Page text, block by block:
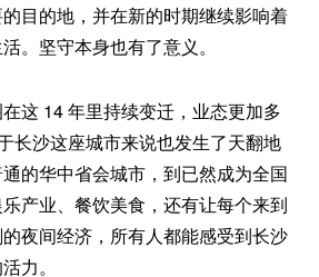
目的地，并在新的时期继续影响着
。坚守本身也有了意义。
这 14 年里持续变迁，业态更加多
长沙这座城市来说也发生了天翻地
的华中省会城市，到已然成为全国
产业、餐饮美食，还有让每个来到
夜间经济，所有人都能感受到长沙
力。